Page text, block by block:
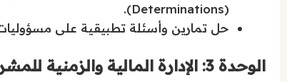
(Determinations).
حل تمارين وأسئلة تطبيقية على
الوحدة 3: الإدارة المالية والزمنية للمشروع (Financial and Time Management)